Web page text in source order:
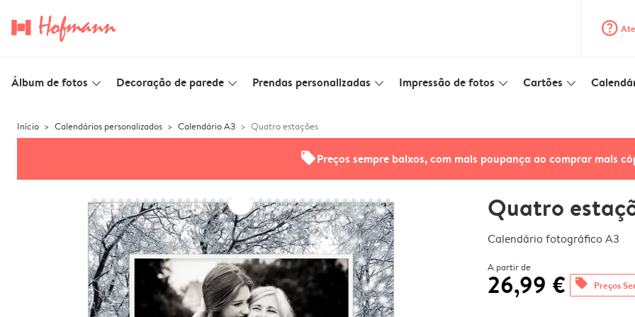
question_mark_circle
Álbum de fotos slim_arrow_down Decoração de parede slim_arrow_down Prendas personalizadas slim_arrow_down Impressão de fotos slim_arrow_down Cartões slim_arrow_down
Início Calendários personalizados Calendário A3 Quatro estações
offersPreços sempre baixos, com mais poupança ao comprar mais
Quatro
Calendário fotográfico A3
A partir de
26,99 € offers Preços